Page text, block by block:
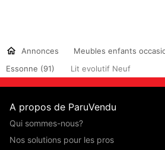
Annonces Meubles enfants
Essonne (91)
Lit evolutif Neuf
A propos de ParuVendu
Qui sommes-nous?
Nos solutions pour les pros